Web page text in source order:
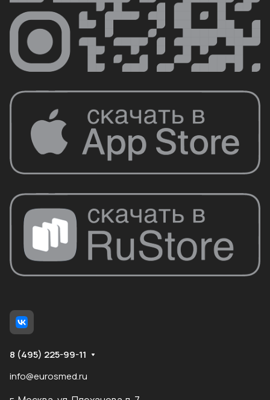
8 (495) 225-99-11
info@eurosmed.ru